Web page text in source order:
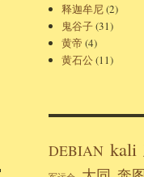
释迦牟尼(2)
鬼谷子(31)
黄帝 (4)
黄石公(11)
DEBIAN kali